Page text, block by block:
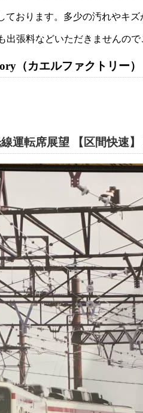
おります。多少の汚れやキ
張料などいただきませんので
（カエルファクトリー）
運転席展望 【区間快速